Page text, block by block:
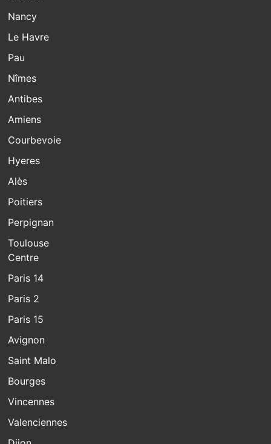
Nancy
Le Havre
Pau
Nîmes
Antibes
Amiens
Courbevoie
Hyeres
Alès
Poitiers
Perpignan
Toulouse
Centre
Paris 14
Paris 2
Paris 15
Avignon
Saint Malo
Bourges
Vincennes
Valenciennes